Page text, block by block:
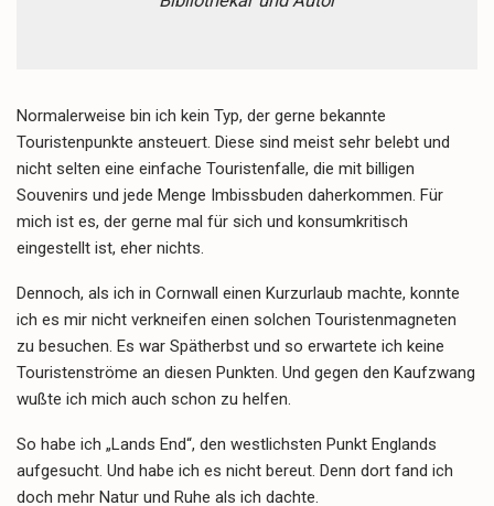
Normalerweise bin ich kein Typ, der gerne bekannte
Touristenpunkte ansteuert. Diese sind meist sehr belebt und
nicht selten eine einfache Touristenfalle, die mit billigen
Souvenirs und jede Menge Imbissbuden daherkommen. Für
mich ist es, der gerne mal für sich und konsumkritisch
eingestellt ist, eher nichts.
Dennoch, als ich in Cornwall einen Kurzurlaub machte, konnte
ich es mir nicht verkneifen einen solchen Touristenmagneten
zu besuchen. Es war Spätherbst und so erwartete ich keine
Touristenströme an diesen Punkten. Und gegen den Kaufzwang
wußte ich mich auch schon zu helfen.
So habe ich „Lands End“, den westlichsten Punkt Englands
aufgesucht. Und habe ich es nicht bereut. Denn dort fand ich
doch mehr Natur und Ruhe als ich dachte.